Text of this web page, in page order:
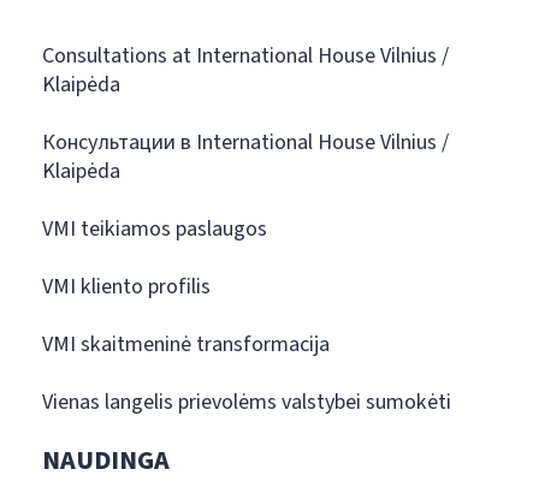
Consultations at International House Vilnius /
Klaipėda
Консультации в International House Vilnius /
Klaipėda
VMI teikiamos paslaugos
VMI kliento profilis
VMI skaitmeninė transformacija
Vienas langelis prievolėms valstybei sumokėti
NAUDINGA